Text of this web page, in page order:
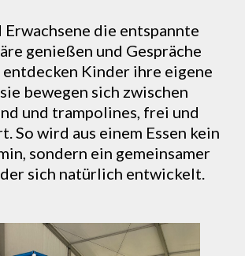
Erwachsene die entspannte
genießen und Gespräche
Kinder ihre eigene
bewegen sich zwischen
und trampolines, frei und
So wird aus einem Essen kein
sondern ein gemeinsamer
sich natürlich entwickelt.